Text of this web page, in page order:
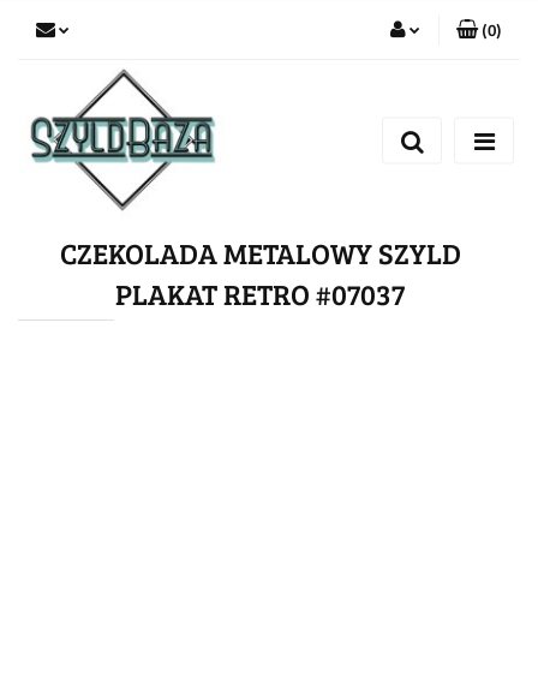
Zarejestruj się
(0)
CZEKOLADA METALOWY SZYLD
PLAKAT RETRO #07037